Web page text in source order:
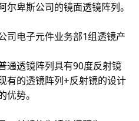
卑斯公司的镜面透镜阵列。
司电子元件业务部1组透镜产
通透镜阵列具有90度反射镜
有的透镜阵列+反射镜的设计
势。